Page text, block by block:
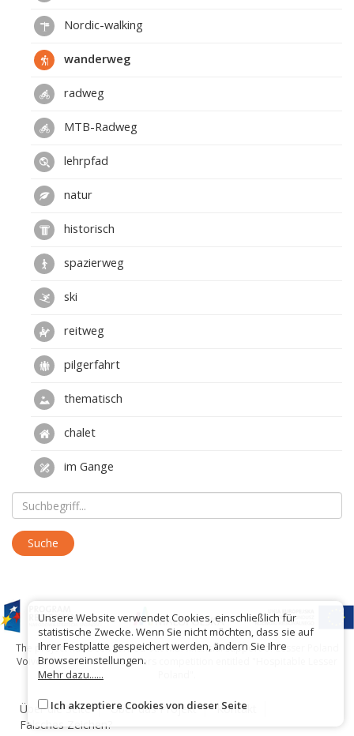
Nordic-walking
wanderweg
radweg
MTB-Radweg
lehrpfad
natur
historisch
spazierweg
ski
reitweg
pilgerfahrt
thematisch
chalet
im Gange
The project has been carried out with financial support of Lesser Poland
Voivodship within tourist offers competition entitled "Hospitable Lesser
Über die Seite Über das Projekt
Kontakt
Falsches Zeichen?
Unsere Website verwendet Cookies, einschließlich für
statistische Zwecke. Wenn Sie nicht möchten, dass sie auf
Ihrer Festplatte gespeichert werden, ändern Sie Ihre
Browsereinstellungen.
Mehr dazu......
Ich akzeptiere Cookies von dieser Seite